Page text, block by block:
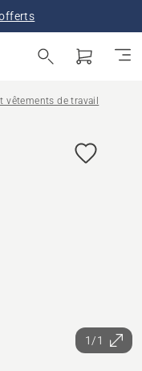
de travail
1/1